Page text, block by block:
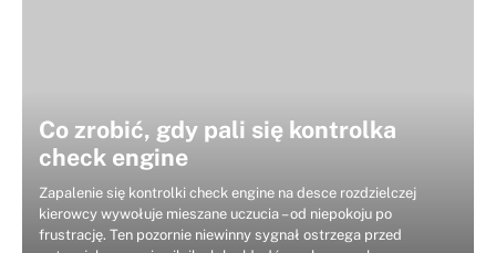
Co zrobić, gdy pali się kontrolka
check engine
Zapalenie się kontrolki check engine na desce rozdzielczej
kierowcy wywołuje mieszane uczucia – od niepokoju po
frustrację. Ten pozornie niewinny sygnał ostrzega przed